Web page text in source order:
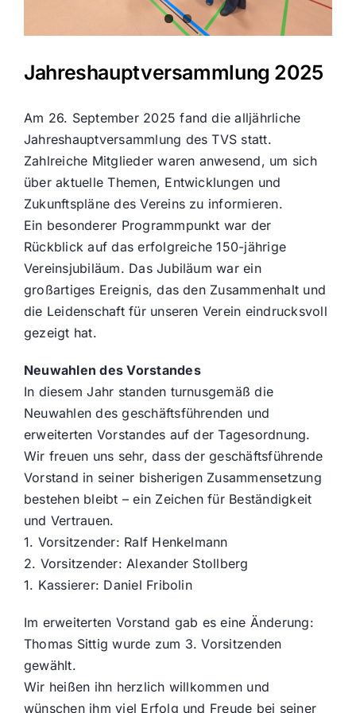
Jahreshauptversammlung 2025
Am 26. September 2025 fand die alljährliche
Jahreshauptversammlung des TVS statt.
Zahlreiche Mitglieder waren anwesend, um sich
über aktuelle Themen, Entwicklungen und
Zukunftspläne des Vereins zu informieren.
Ein besonderer Programmpunkt war der
Rückblick auf das erfolgreiche 150-jährige
Vereinsjubiläum. Das Jubiläum war ein
großartiges Ereignis, das den Zusammenhalt und
die Leidenschaft für unseren Verein eindrucksvoll
gezeigt hat.
Neuwahlen des Vorstandes
In diesem Jahr standen turnusgemäß die
Neuwahlen des geschäftsführenden und
erweiterten Vorstandes auf der Tagesordnung.
Wir freuen uns sehr, dass der geschäftsführende
Vorstand in seiner bisherigen Zusammensetzung
bestehen bleibt – ein Zeichen für Beständigkeit
und Vertrauen.
1. Vorsitzender: Ralf Henkelmann
2. Vorsitzender: Alexander Stollberg
1. Kassierer: Daniel Fribolin
Im erweiterten Vorstand gab es eine Änderung:
Thomas Sittig wurde zum 3. Vorsitzenden
gewählt.
Wir heißen ihn herzlich willkommen und
wünschen ihm viel Erfolg und Freude bei seiner